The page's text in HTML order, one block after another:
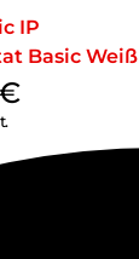
IP
Basic Weiß